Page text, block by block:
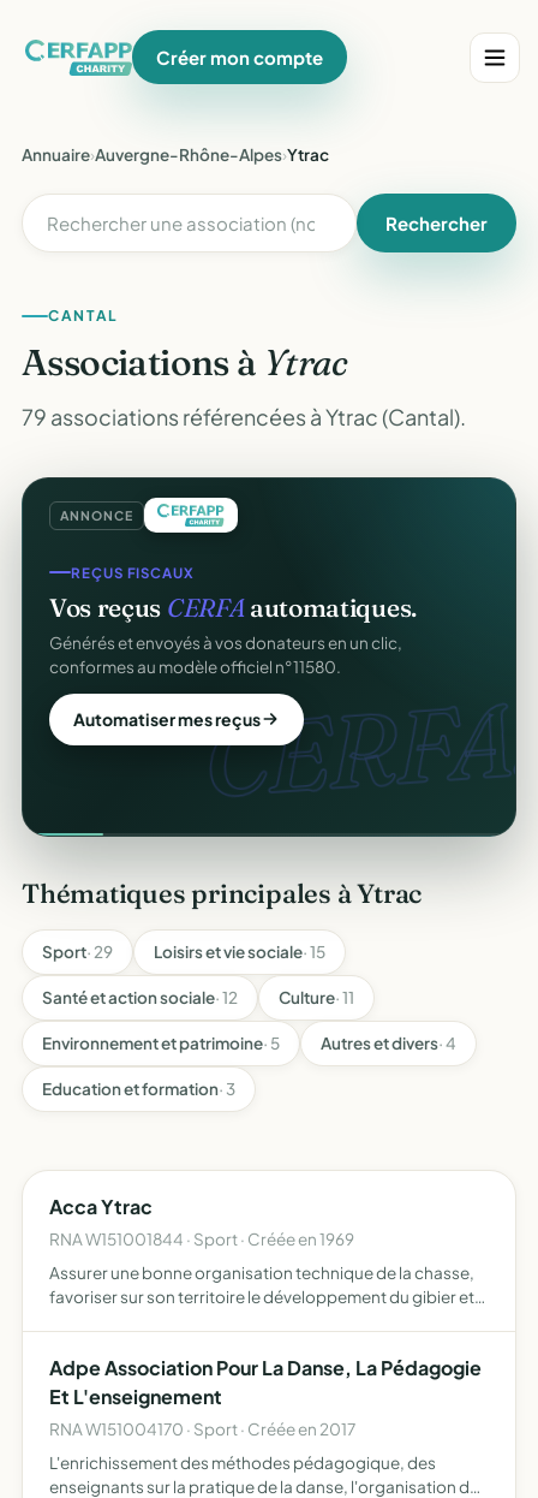
Créer mon compte
Annuaire›Auvergne-Rhône-Alpes›Ytrac
Rechercher
CANTAL
Associations à Ytrac
79 associations référencées à Ytrac (Cantal).
ANNONCE
CERFA.
REÇUS FISCAUX
Vos reçus CERFAautomatiques.
Générés et envoyés à vos donateurs en un clic,
conformes au modèle officiel n°11580.
Automatiser mes reçus
Thématiques principales à Ytrac
Sport· 29 Loisirs et vie sociale· 15
Santé et action sociale· 12 Culture· 11
Environnement et patrimoine· 5 Autres et divers· 4
Education et formation· 3
Acca Ytrac
RNA W151001844 · Sport · Créée en 1969
Assurer une bonne organisation technique de la chasse,
favoriser sur son territoire le développement du gibier et
…
Adpe Association Pour La Danse, La Pédagogie
Et L'enseignement
RNA W151004170 · Sport · Créée en 2017
L'enrichissement des méthodes pédagogique, des
enseignants sur la pratique de la danse, l'organisation de